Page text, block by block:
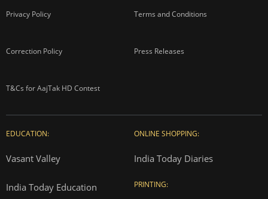
Privacy Policy Terms and Conditions
Correction Policy Press Releases
T&Cs for AajTak HD Contest
EDUCATION:
Vasant Valley
India Today Education
ONLINE SHOPPING:
India Today Diaries
PRINTING: